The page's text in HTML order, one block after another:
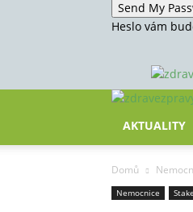
Heslo vám
AKTUALITY
Domů
Nemocnice